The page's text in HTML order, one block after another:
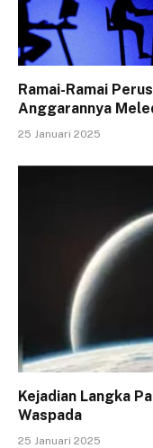
Ramai-Ramai
Anggarannya
25 Januari 2025
Kejadian Langka
Waspada
25 Januari 2025